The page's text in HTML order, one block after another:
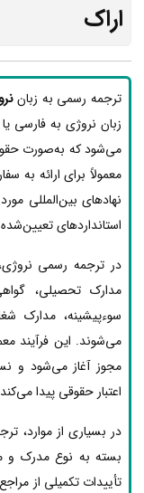
اراک
ترجمه رسمی به زبان
زبان نروژی به فارسی
می‌شود که به‌صورت
معمولاً برای ارائه به
نهادهای بین‌المللی
استانداردهای
در ترجمه رسمی نروژی،
مدارک تحصیلی،
سوءپیشینه، مدارک
می‌شوند. این فرآیند
مجوز آغاز می‌شود و
اعتبار حقوقی پیدا
در بسیاری از موارد،
بسته به نوع مدرک و
تأییدات تکمیلی از